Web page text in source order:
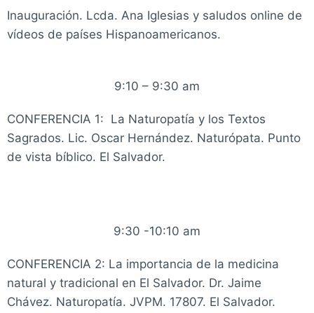
Inauguración. Lcda. Ana Iglesias y saludos online de
vídeos de países Hispanoamericanos.
9:10 – 9:30 am
CONFERENCIA 1: La Naturopatía y los Textos
Sagrados. Lic. Oscar Hernández. Naturópata. Punto
de vista bíblico. El Salvador.
9:30 -10:10 am
CONFERENCIA 2: La importancia de la medicina
natural y tradicional en El Salvador. Dr. Jaime
Chávez. Naturopatía. JVPM. 17807. El Salvador.